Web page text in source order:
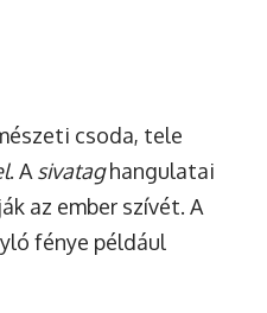
csoda, tele
. A sivataghangulatai
az ember szívét. A
fénye például